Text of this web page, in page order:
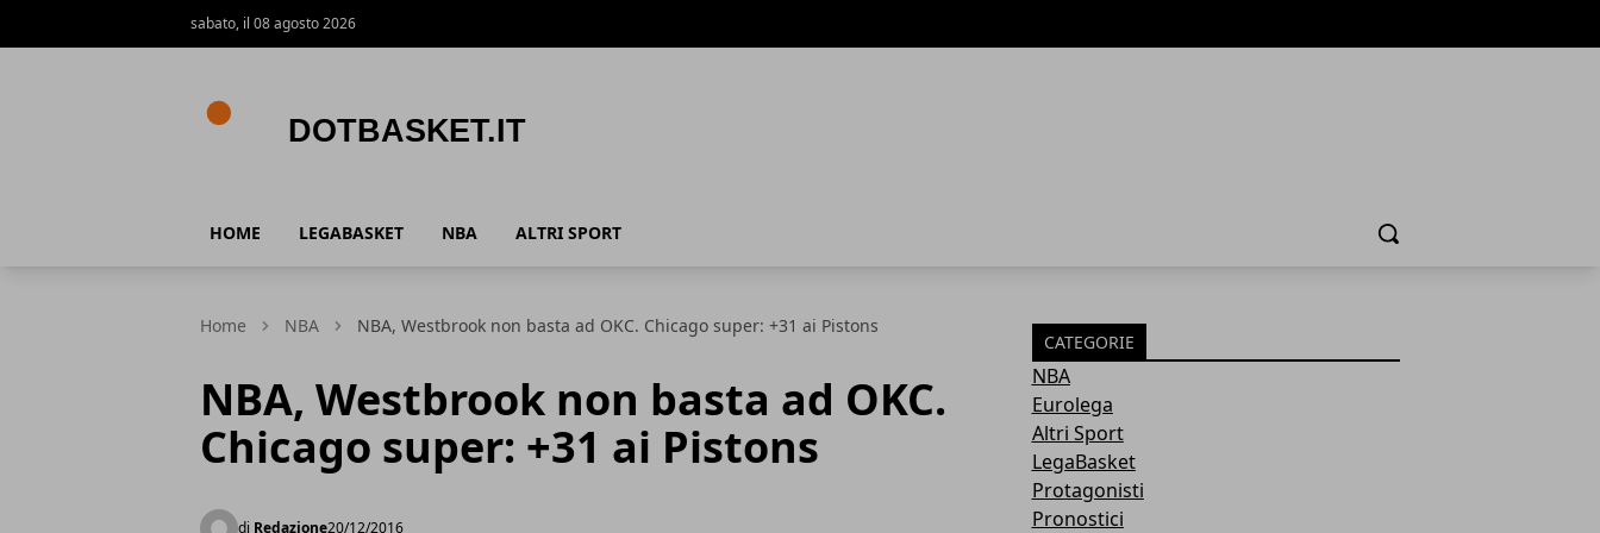
sabato, il 08 agosto 2026
HOME LEGABASKET NBA ALTRI SPORT Cerca
Home NBA NBA, Westbrook non basta ad OKC. Chicago super: +31 ai Pistons
NBA, Westbrook non basta ad OKC.
Chicago super: +31 ai Pistons
di Redazione20/12/2016
CATEGORIE
NBA
Eurolega
Altri Sport
LegaBasket
Protagonisti
Pronostici